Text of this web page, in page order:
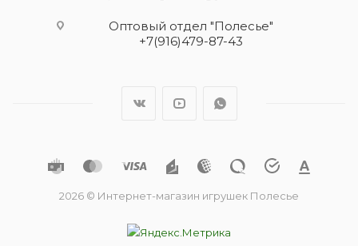
Оптовый отдел "Полесье"
+7(916)479-87-43
2026 © Интернет-магазин игрушек Полесье